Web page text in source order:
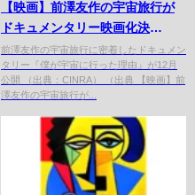
【映画】前澤友作の宇宙旅行が
ドキュメンタリー映画化決
定！！！
前澤友作の宇宙旅行に密着したドキュメン
タリー『僕が宇宙に行った理由』が12月
公開 （出典：CINRA） （出典 【映画】前
澤友作の宇宙旅行が...